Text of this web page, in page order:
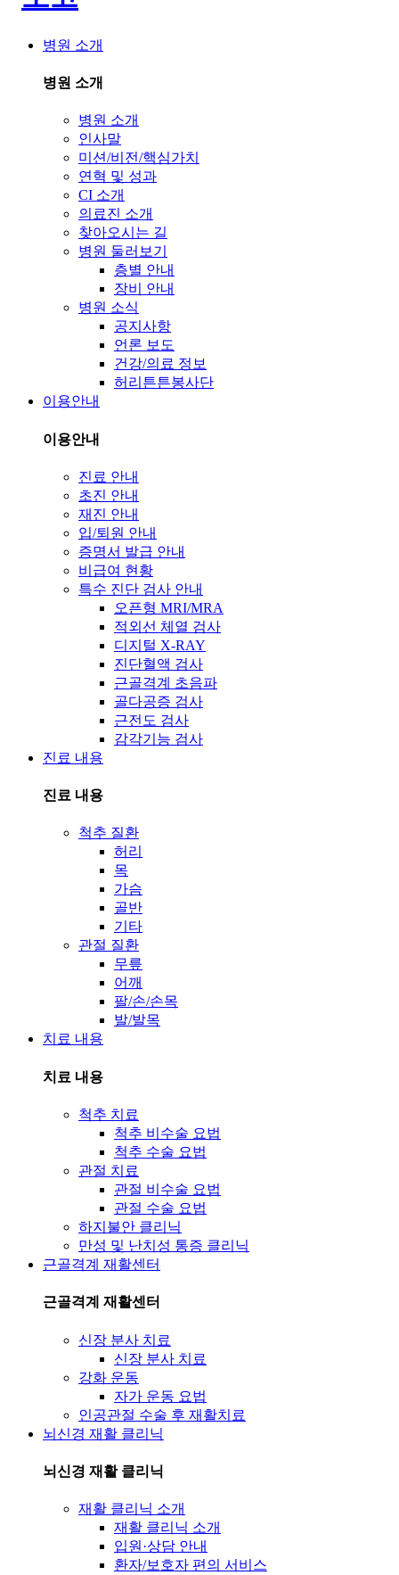
병원 소개
병원 소개
병원 소개
인사말
미션/비전/핵심가치
연혁 및 성과
CI 소개
의료진 소개
찾아오시는 길
병원 둘러보기
층별 안내
장비 안내
병원 소식
공지사항
언론 보도
건강/의료 정보
허리튼튼봉사단
이용안내
이용안내
진료 안내
초진 안내
재진 안내
입/퇴원 안내
증명서 발급 안내
비급여 현황
특수 진단 검사 안내
오픈형 MRI/MRA
적외선 체열 검사
디지털 X-RAY
진단혈액 검사
근골격계 초음파
골다공증 검사
근전도 검사
감각기능 검사
진료 내용
진료 내용
척추 질환
허리
목
가슴
골반
기타
관절 질환
무릎
어깨
팔/손/손목
발/발목
치료 내용
치료 내용
척추 치료
척추 비수술 요법
척추 수술 요법
관절 치료
관절 비수술 요법
관절 수술 요법
하지불안 클리닉
만성 및 난치성 통증 클리닉
근골격계 재활센터
근골격계 재활센터
신장 분사 치료
신장 분사 치료
강화 운동
자가 운동 요법
인공관절 수술 후 재활치료
뇌신경 재활 클리닉
뇌신경 재활 클리닉
재활 클리닉 소개
재활 클리닉 소개
입원·상담 안내
환자/보호자 편의 서비스